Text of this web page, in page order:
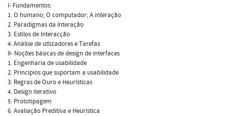
I- Fundamentos:
1. O humano; O computador; A interação
2. Paradigmas da Interação
3. Estilos de Interacção
4. Análise de utlizadores e Tarefas
II- Noções básicas de design de interfaces
1. Engenharia de usabilidade
2. Princípios que suportam a usabilidade
3. Regras de Ouro e Heurísticas
4. Design iterativo
5. Prototipagem
6. Avaliação Preditiva e Heurística